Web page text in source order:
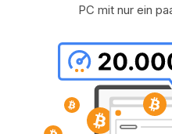
PC mit nur ein